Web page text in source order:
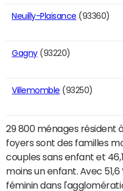
Neuilly-Plaisance (93360)
Gagny(93220)
Villemomble (93250)
29 800 ménages résident
foyers sont des familles
couples sans enfant et
moins un enfant. Avec
féminin dans